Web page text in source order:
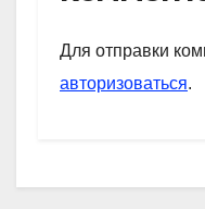
A
p
p
a
m
Для отправки
авторизоваться.